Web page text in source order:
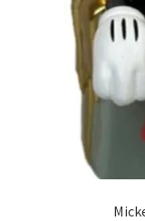
Ornamenten